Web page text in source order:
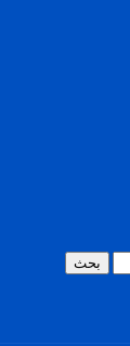
بحث